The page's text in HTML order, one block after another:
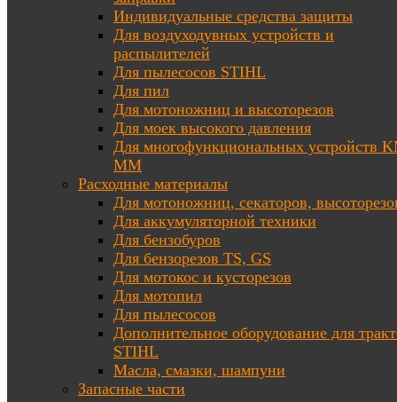
Индивидуальные средства защиты
Для воздуходувных устройств и
распылителей
Для пылесосов STIHL
Для пил
Для мотоножниц и высоторезов
Для моек высокого давления
Для многофункциональных устройств
MM
Расходные материалы
Для мотоножниц, секаторов,
Для аккумуляторной техники
Для бензобуров
Для бензорезов TS, GS
Для мотокос и кусторезов
Для мотопил
Для пылесосов
Дополнительное оборудование для
STIHL
Масла, смазки, шампуни
Запасные части